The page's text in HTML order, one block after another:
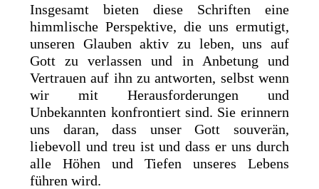
Insgesamt bieten diese Schriften eine
himmlische Perspektive, die uns ermutigt,
unseren Glauben aktiv zu leben, uns auf
Gott zu verlassen und in Anbetung und
Vertrauen auf ihn zu antworten, selbst wenn
wir mit Herausforderungen und
Unbekannten konfrontiert sind. Sie erinnern
uns daran, dass unser Gott souverän,
liebevoll und treu ist und dass er uns durch
alle Höhen und Tiefen unseres Lebens
führen wird.